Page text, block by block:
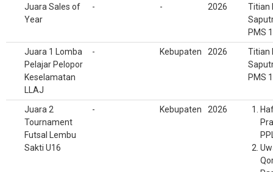
Juara Sales of
Year
- - 2026
Titian
PMS
Juara 1 Lomba
Pelajar Pelopor
Keselamatan
LLAJ
- Kebupaten 2026
Titian
PMS
Juara 2
Tournament
Futsal Lembu
Sakti U16
- Kebupaten 2026